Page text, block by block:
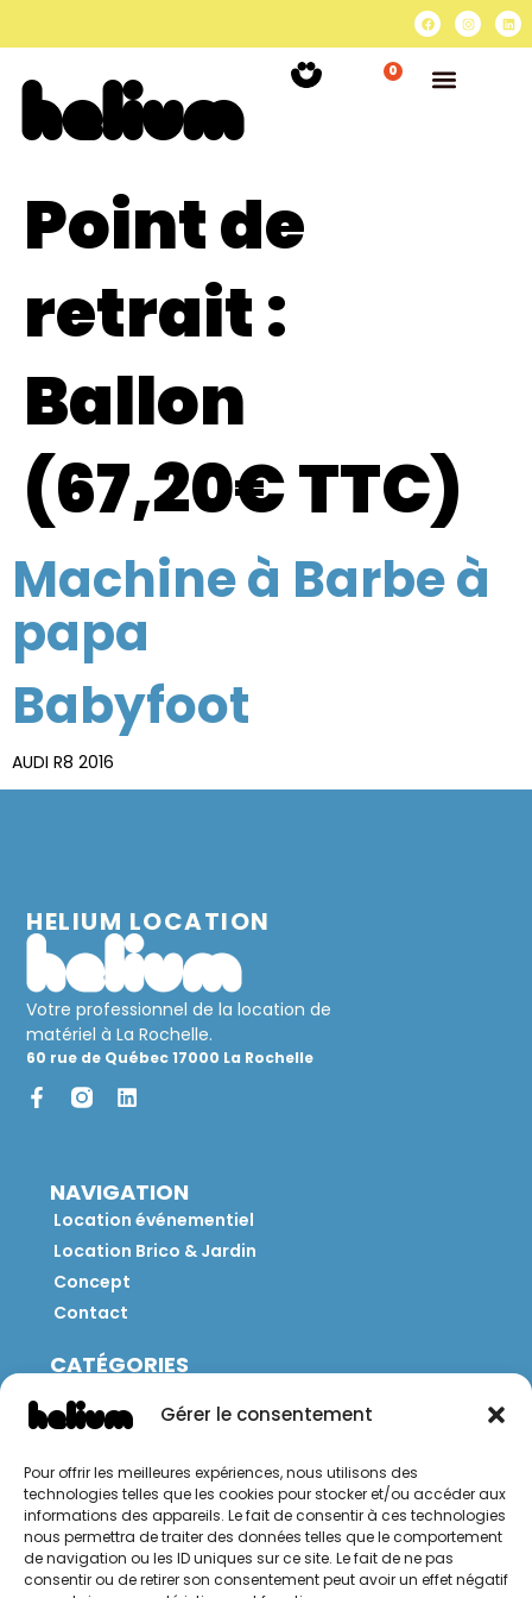
Gérer le consentement
Pour offrir les meilleures expériences, nous utilisons des
technologies telles que les cookies pour stocker et/ou accéder aux
informations des appareils. Le fait de consentir à ces technologies
nous permettra de traiter des données telles que le comportement
de navigation ou les ID uniques sur ce site. Le fait de ne pas
consentir ou de retirer son consentement peut avoir un effet négatif
0
Point de
retrait :
Ballon
(67,20€ TTC)
Machine à Barbe à
papa
Babyfoot
AUDI R8 2016
HELIUM LOCATION
Votre professionnel de la location de
matériel à La Rochelle.
60 rue de Québec 17000 La Rochelle
NAVIGATION
Location événementiel
Location Brico & Jardin
Concept
Contact
CATÉGORIES
Mobilier
Brico
Jardin
CONTACT